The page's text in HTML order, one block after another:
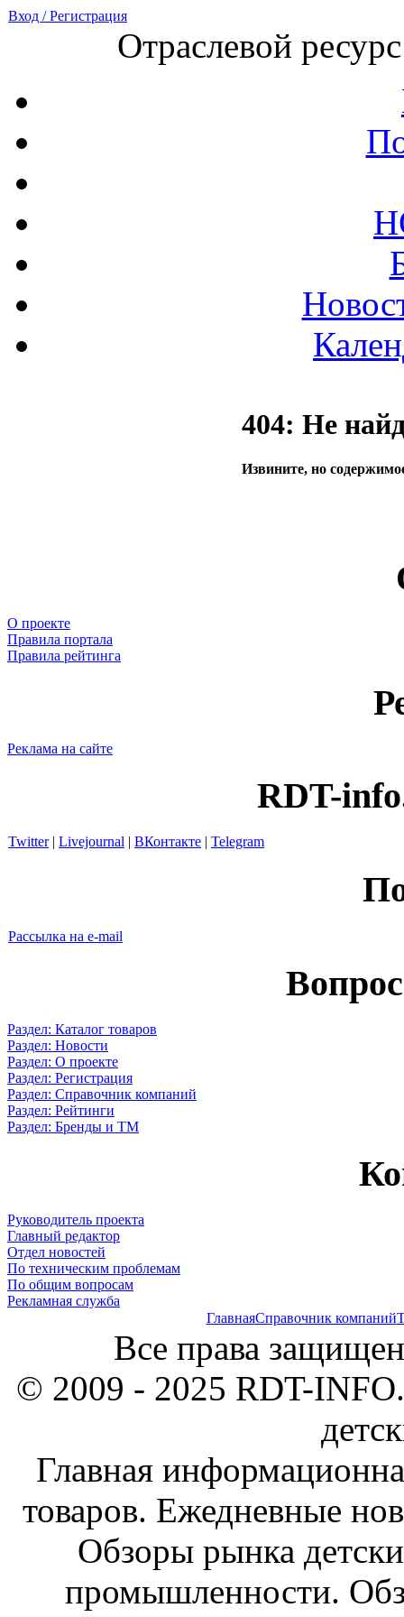
Вход / Регистрация
Отраслевой
404: Не
Извините, но
О проекте
Правила портала
Правила рейтинга
Реклама на сайте
RDT-
Twitter| Livejournal | ВКонтакте | Telegram
Рассылка на e-mail
Раздел: Каталог товаров
Раздел: Новости
Раздел: О проекте
Раздел: Регистрация
Раздел: Справочник компаний
Раздел: Рейтинги
Раздел: Бренды и ТМ
Руководитель проекта
Главный редактор
Отдел новостей
По техническим проблемам
По общим вопросам
Рекламная служба
ГлавнаяСправочник компаний
Все права
© 2009 - 2025 RDT-
Главная
товаров. Ежедневные
Обзоры рынка
промышленности.